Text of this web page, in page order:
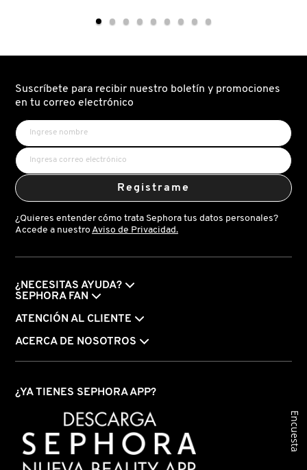
YVES SAINT LAURENT
STAIN
LINER
Suscríbete para recibir nuestro boletín y promociones
en tu correo electrónico
Registrame
¿Quieres entender cómo trata Sephora tus datos personales?
Accede a nuestro Aviso de Privacidad.
¿NECESITAS AYUDA?
SEPHORA FAN
ATENCIÓN AL CLIENTE
ACERCA DE NOSOTROS
¿YA TIENES SEPHORA APP?
Encuesta